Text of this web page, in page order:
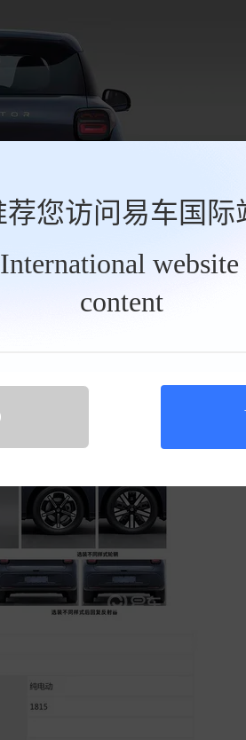
荐您访问易车国际
content
到新车有激光雷达和非激光雷达两个版本
顶配才有